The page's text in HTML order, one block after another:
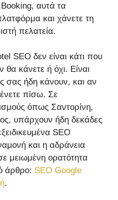
αυτά τα
και χάνετε τη
πελατεία.
SEO δεν είναι κάτι που
θα κάνετε ή όχι. Είναι
σας ήδη κάνουν, και αν
πίσω. Σε
όπως Σαντορίνη,
υπάρχουν ήδη δεκάδες
SEO
και η αδράνεια
μειωμένη ορατότητα
άρθρο: SEO Google
.